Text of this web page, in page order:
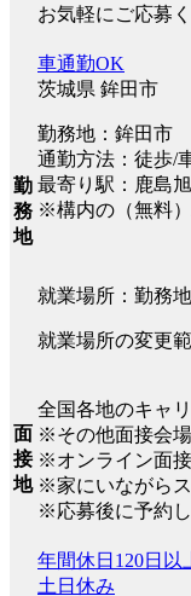
お気軽にご応募
勤
務
地
車通勤OK
茨城県 鉾田市
勤務地：鉾田市
通勤方法：徒歩/
最寄り駅：鹿島
※構内の（無料
就業場所：勤務
就業場所の変更
面
接
地
全国各地のキャ
※その他面接会場
※オンライン面
※家にいながら
※応募後に予約し
年間休日120日以
土日休み